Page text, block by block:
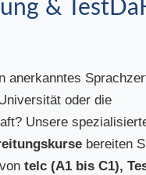
&
anerkanntes
oder die
Unsere
bereiten
telc (A1 bis C1),